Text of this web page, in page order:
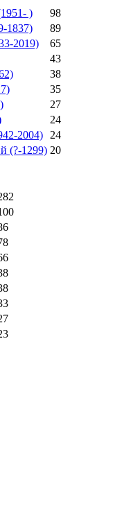
)
98
1837)
89
2019)
65
43
38
35
27
24
2004)
24
(?-1299) 20